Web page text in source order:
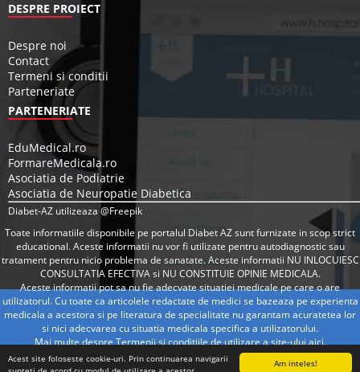
Am inteles!
Acest site foloseste cookie-uri. Prin continuarea navigarii
DESPRE PROIECT
Despre noi
Contact
Termeni si conditii
Parteneriate
PARTENERIATE
EduMedical.ro
FormareMedicala.ro
Asociatia de Podiatrie
Asociatia de Neuropatie Diabetica
Diabet-AZ utilizeaza @Freepik
Toate informatiile disponibile pe portalul Diabet AZ sunt furnizate in scop strict
educational. Aceste informatii nu vor fi utilizate pentru autodiagnostic sau
tratament pentru nicio problema de sanatate. Aceste informatii NU INLOCUIESC
CONSULTATIA EFECTIVA si NU CONSTITUIE OPINIE MEDICALA.
Aceste informatii pot sa nu fie adecvate situatiei medicale pe care o are
utilizatorul. Cu toate ca articolele redactate de medici se bazeaza pe experienta
medicala a acestora si pe literatura de specialitate nu garantam acuratetea lor
si nici adecvarea cu situatia medicala specifica a utilizatorului.
Mai multe despre Termenii si conditiile de utilizare a site-uluiaici.